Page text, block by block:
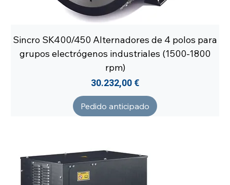
Sincro SK400/450 Alternadores de 4 polos para
grupos electrógenos industriales (1500-1800
rpm)
Precio
30.232,00 €
Pedido anticipado